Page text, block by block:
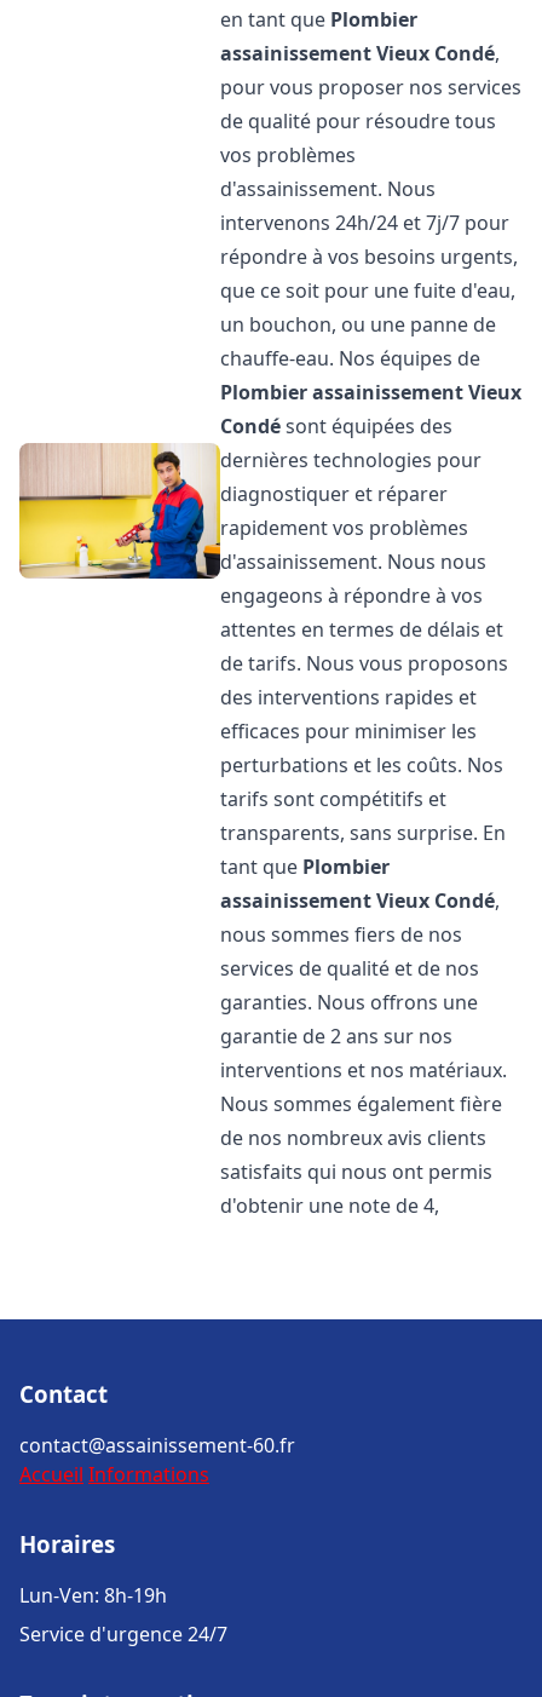
en tant que Plombier
assainissementVieux Condé,
pour vous proposer nos services
de qualité pour résoudre tous
vos problèmes
d'assainissement. Nous
intervenons 24h/24 et 7j/7 pour
répondre à vos besoins urgents,
que ce soit pour une fuite d'eau,
un bouchon, ou une panne de
chauffe-eau. Nos équipes de
Plombier assainissementVieux
Condésont équipées des
dernières technologies pour
diagnostiquer et réparer
rapidement vos problèmes
d'assainissement. Nous nous
engageons à répondre à vos
attentes en termes de délais et
de tarifs. Nous vous proposons
des interventions rapides et
efficaces pour minimiser les
perturbations et les coûts. Nos
tarifs sont compétitifs et
transparents, sans surprise. En
tant que Plombier
assainissementVieux Condé,
nous sommes fiers de nos
services de qualité et de nos
garanties. Nous offrons une
garantie de 2 ans sur nos
interventions et nos matériaux.
Nous sommes également fière
de nos nombreux avis clients
satisfaits qui nous ont permis
d'obtenir une note de 4,
Contact
contact@assainissement-60.fr
Accueil Informations
Horaires
Lun-Ven: 8h-19h
Service d'urgence 24/7